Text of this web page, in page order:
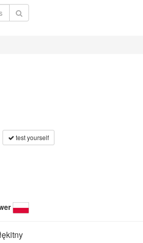
test yourself